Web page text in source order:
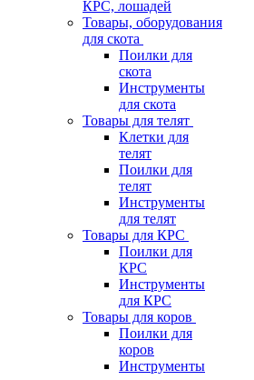
КРС, лошадей
Товары, оборудования
для скота
Поилки для
скота
Инструменты
для скота
Товары для телят
Клетки для
телят
Поилки для
телят
Инструменты
для телят
Товары для КРС
Поилки для
КРС
Инструменты
для КРС
Товары для коров
Поилки для
коров
Инструменты